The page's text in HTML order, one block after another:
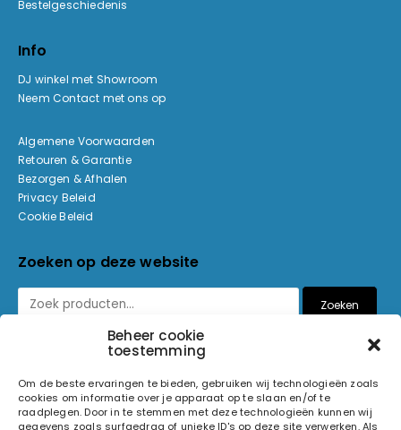
Beheer cookie
toestemming
Om de beste ervaringen te bieden, gebruiken wij technologieën zoals
cookies om informatie over je apparaat op te slaan en/of te
raadplegen. Door in te stemmen met deze technologieën kunnen wij
gegevens zoals surfgedrag of unieke ID's op deze site verwerken. Als
Bestelgeschiedenis
Info
DJ winkel met Showroom
Neem Contact met ons op
Algemene Voorwaarden
Retouren & Garantie
Bezorgen & Afhalen
Privacy Beleid
Cookie Beleid
Zoeken op deze website
Zoeken